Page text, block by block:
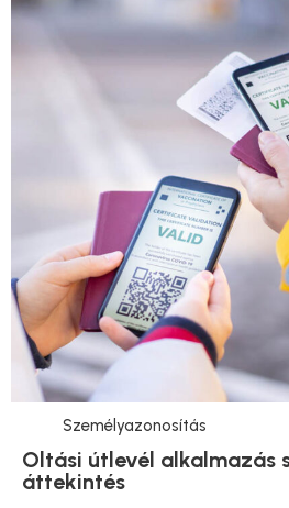
Személyazonosítás
Oltási útlevél alkalmazás
áttekintés